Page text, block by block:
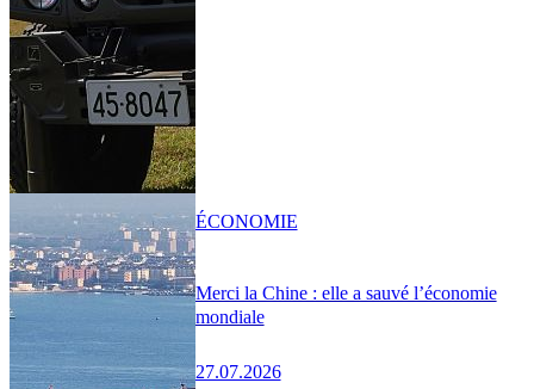
Merci la Chine : elle a sauvé l’économie
mondiale
27.07.2026
ÉCONOMIE